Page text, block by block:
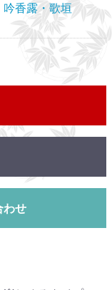
吟香露・歌垣
わせ